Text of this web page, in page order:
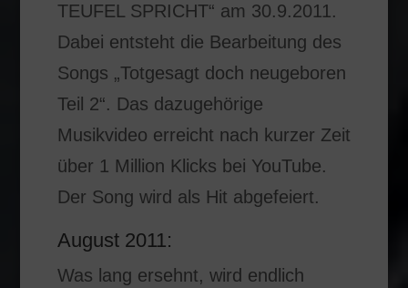
TEUFEL SPRICHT“ am 30.9.2011.
Dabei entsteht die Bearbeitung des
Songs „Totgesagt doch neugeboren
Teil 2“. Das dazugehörige
Musikvideo erreicht nach kurzer Zeit
über 1 Million Klicks bei YouTube.
Der Song wird als Hit abgefeiert.
August 2011:
Was lang ersehnt, wird endlich